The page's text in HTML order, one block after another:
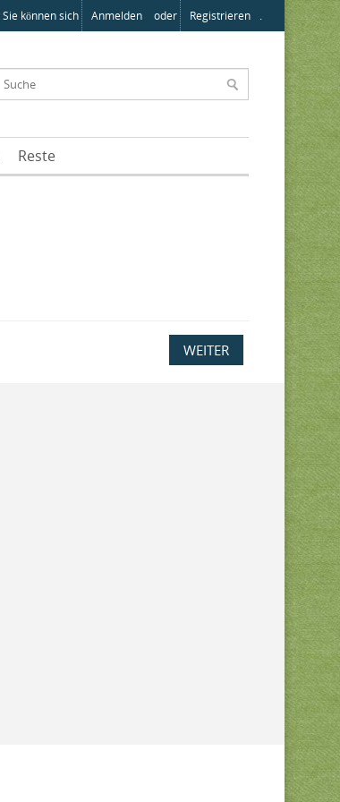
Sie können sich Anmelden oder Registrieren .
Reste
WEITER